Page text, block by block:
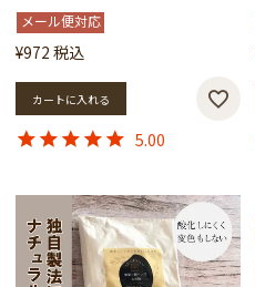
メール便対応
¥972 税込
カートに入れる
5.00